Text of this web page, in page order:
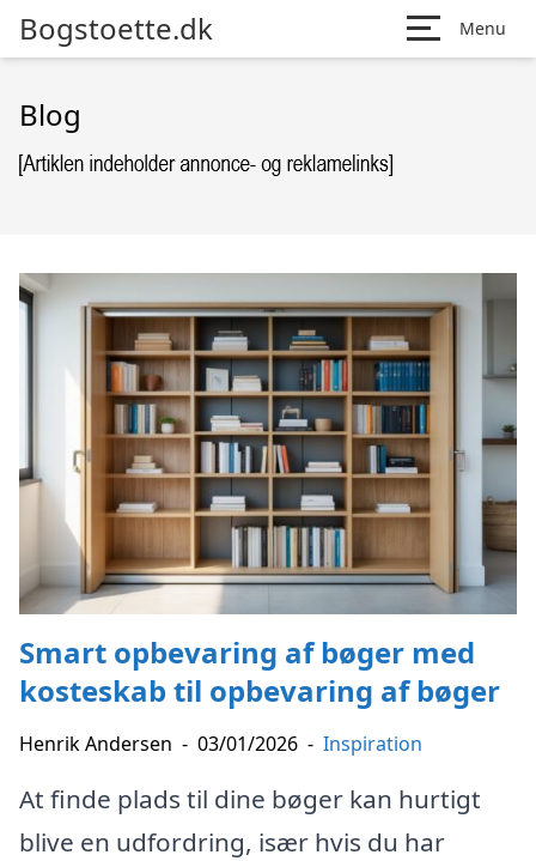
Bogstoette.dk Menu
Blog
Smart opbevaring af bøger med
kosteskab til opbevaring af bøger
Henrik Andersen - 03/01/2026 - Inspiration
At finde plads til dine bøger kan hurtigt
blive en udfordring, især hvis du har